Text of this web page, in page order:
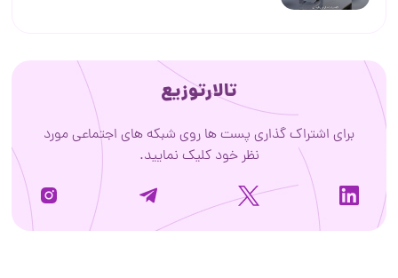
تالارتوزیع
برای اشتراک گذاری پست ها روی شبکه های اجتماعی مورد
نظر خود کلیک نمایید.